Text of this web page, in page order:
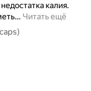
калия.
… Читать ещё